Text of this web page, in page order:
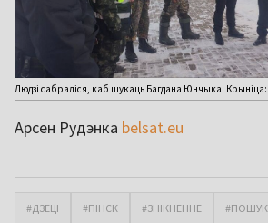
Людзі сабраліся, каб шукаць Багдана Юнчыка.
Арсен Рудэнка belsat.eu
#ДЗЕЦІ #ПІНСК #ЗНІКНЕННЕ #ПОШУК